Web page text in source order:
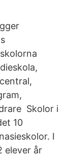
Skolor i
10
I
elever år